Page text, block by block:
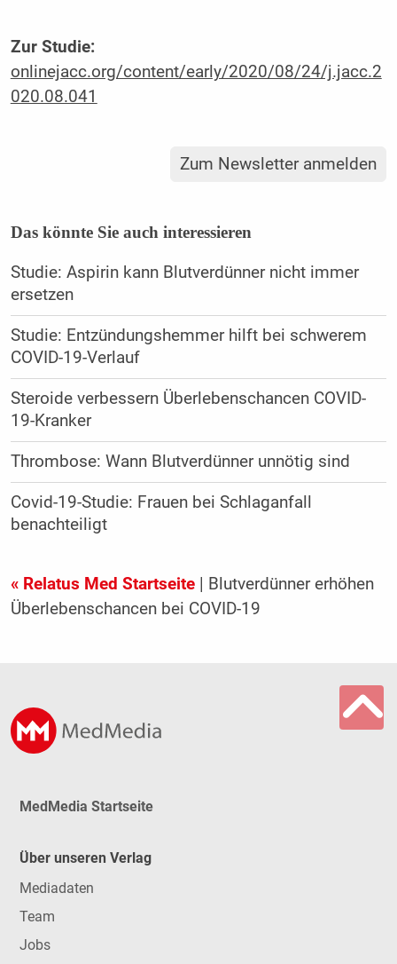
Zur Studie:
onlinejacc.org/content/early/2020/08/24/j.jacc.2
020.08.041
Zum Newsletter anmelden
Das könnte Sie auch interessieren
Studie: Aspirin kann Blutverdünner nicht immer
ersetzen
Studie: Entzündungshemmer hilft bei schwerem
COVID-19-Verlauf
Steroide verbessern Überlebenschancen COVID-
19-Kranker
Thrombose: Wann Blutverdünner unnötig sind
Covid-19-Studie: Frauen bei Schlaganfall
benachteiligt
« Relatus Med Startseite| Blutverdünner erhöhen
Überlebenschancen bei COVID-19
MedMedia Startseite
Über unseren Verlag
Mediadaten
Team
Jobs